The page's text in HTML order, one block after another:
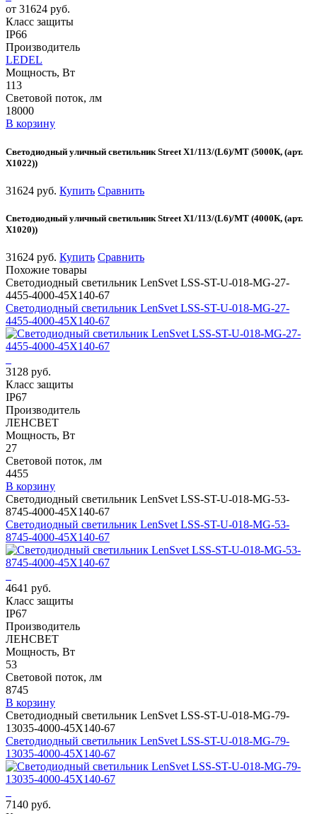
от 31624 руб.
Класс защиты
IP66
Производитель
LEDEL
Мощность, Вт
113
Световой поток, лм
18000
В корзину
Светодиодный уличный светильник Street X1/113/(L6)/MT (5000К, (арт.
X1022))
31624 руб. Купить Сравнить
Светодиодный уличный светильник Street X1/113/(L6)/MT (4000К, (арт.
X1020))
31624 руб. Купить Сравнить
Похожие товары
Светодиодный светильник LenSvet LSS-ST-U-018-MG-27-
4455-4000-45X140-67
Светодиодный светильник LenSvet LSS-ST-U-018-MG-27-
4455-4000-45X140-67
3128 руб.
Класс защиты
IP67
Производитель
ЛЕНСВЕТ
Мощность, Вт
27
Световой поток, лм
4455
В корзину
Светодиодный светильник LenSvet LSS-ST-U-018-MG-53-
8745-4000-45X140-67
Светодиодный светильник LenSvet LSS-ST-U-018-MG-53-
8745-4000-45X140-67
4641 руб.
Класс защиты
IP67
Производитель
ЛЕНСВЕТ
Мощность, Вт
53
Световой поток, лм
8745
В корзину
Светодиодный светильник LenSvet LSS-ST-U-018-MG-79-
13035-4000-45X140-67
Светодиодный светильник LenSvet LSS-ST-U-018-MG-79-
13035-4000-45X140-67
7140 руб.